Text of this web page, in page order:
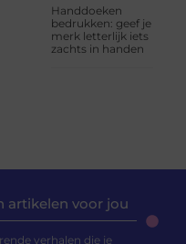
Handdoeken
bedrukken: geef je
merk letterlijk iets
zachts in handen
artikelen voor jou
verhalen die je